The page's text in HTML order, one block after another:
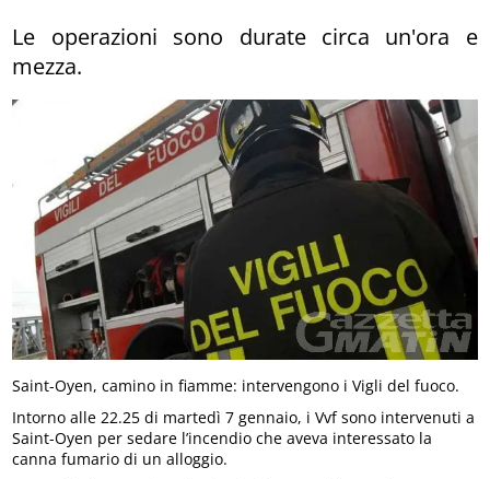
Le operazioni sono durate circa un'ora e
mezza.
Saint-Oyen, camino in fiamme: intervengono i Vigli del fuoco.
Intorno alle 22.25 di martedì 7 gennaio, i Vvf sono intervenuti a
Saint-Oyen per sedare l’incendio che aveva interessato la
canna fumario di un alloggio.